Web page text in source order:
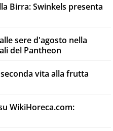
Birra: Swinkels presenta
sere d'agosto nella
del Pantheon
vita alla frutta
WikiHoreca.com: